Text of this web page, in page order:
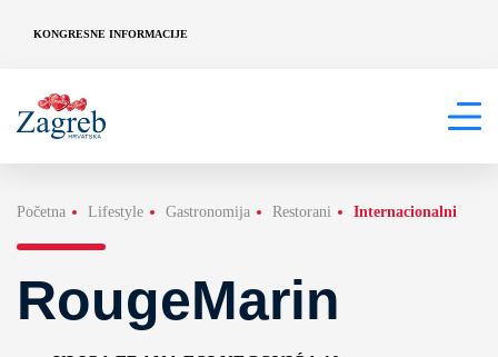
KONGRESNE INFORMACIJE
Početna Lifestyle Gastronomija Restorani Internacionalni
RougeMarin